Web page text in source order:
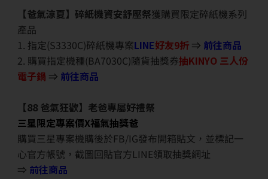
【爸氣涼夏】碎紙機資安舒壓祭獲購買限定碎紙機系列
產品
1. 指定(S3330C)碎紙機專案LINE好友9折 ⇒ 前往商品
2. 購買指定機種(BA7030C)隨貨抽獎券抽KINYO 三人份
電子鍋 ⇒ 前往商品
【88 爸氣狂歡】老爸專屬好禮祭
三星限定專案價X福氣抽獎爸
購買三星專案機購後於FB/IG發布開箱貼文，並標記一
心官方帳號，截圖回貼官方LINE領取抽獎網址
⇒ 前往商品